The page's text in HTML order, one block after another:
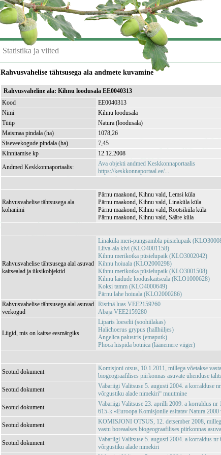
Statistika ja viited
Rahvusvahelise tähtsusega ala andmete kuvamine
Rahvusvaheline ala: Kihnu loodusala EE0040313
Kood
EE0040313
Nimi
Kihnu loodusala
Tüüp
Natura (loodusala)
Maismaa pindala (ha)
1078,26
Siseveekogude pindala (ha)
7,45
Kinnitamise kp
12.12.2008
Andmed Keskkonnaportaalis:
Ava objekti andmed Keskkonnaportaalis
https://keskkonnaportaal.ee/...
Rahvusvahelise tähtsusega ala
kohanimi
Pärnu maakond, Kihnu vald, Lemsi küla
Pärnu maakond, Kihnu vald, Linaküla küla
Pärnu maakond, Kihnu vald, Rootsiküla küla
Pärnu maakond, Kihnu vald, Sääre küla
Rahvusvahelise tähtsusega alal asuvad
kaitsealad ja üksikobjektid
Linaküla meri-pungsambla püsielupaik
Liiva-aia kivi (KLO4001158)
Kihnu merikotka püsielupaik (KLO3002042)
Kihnu hoiuala (KLO2000298)
Kihnu merikotka püsielupaik (KLO3001508)
Kihnu laidude looduskaitseala (KLO1000628)
Koksi tamm (KLO4000649)
Pärnu lahe hoiuala (KLO2000286)
Rahvusvahelise tähtsusega alal asuvad
veekogud
Ristinä luas VEE2159260
Abaja VEE2159280
Liigid, mis on kaitse eesmärgiks
Liparis loeselii (soohiilakas)
Halichoerus grypus (hallhüljes)
Angelica palustris (emaputk)
Phoca hispida botnica (läänemere viiger)
Seotud dokument
Komisjoni otsus, 10.1.2011, millega võetakse
biogeograafilises piirkonnas asuvate ühenduse
Seotud dokument
Vabariigi Valitsuse 5. augusti 2004. a korralduse
võrgustiku alade nimekiri“ muutmine
Seotud dokument
Vabariigi Valitsuse 23. aprilli 2009. a korraldus nr
615-k «Euroopa Komisjonile esitatav Natura
Seotud dokument
KOMISJONI OTSUS, 12. detsember 2008,
vastu boreaalses biogeograafilises piirkonnas
Seotud dokument
Vabariigi Valitsuse 5. augusti 2004. a korraldus
võrgustiku alade nimekiri